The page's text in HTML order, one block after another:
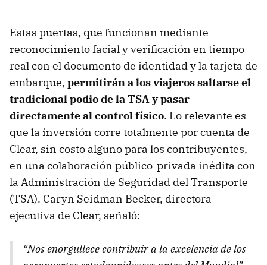
Estas puertas, que funcionan mediante
reconocimiento facial y verificación en tiempo
real con el documento de identidad y la tarjeta de
embarque, permitirán a los viajeros saltarse el
tradicional podio de la TSA y pasar
directamente al control físico. Lo relevante es
que la inversión corre totalmente por cuenta de
Clear, sin costo alguno para los contribuyentes,
en una colaboración público-privada inédita con
la Administración de Seguridad del Transporte
(TSA). Caryn Seidman Becker, directora
ejecutiva de Clear, señaló:
“Nos enorgullece contribuir a la excelencia de los